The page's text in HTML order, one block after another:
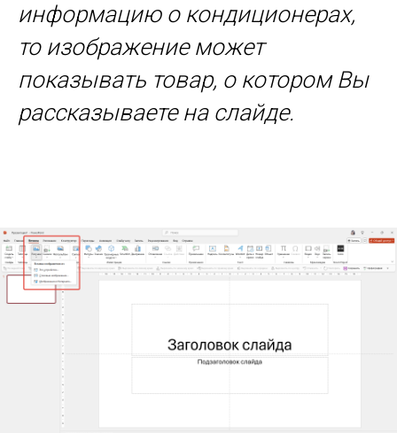
информацию о кондиционерах,
то изображение может
показывать товар, о котором Вы
рассказываете на слайде.